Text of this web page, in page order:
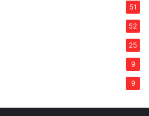
51
52
25
9
9